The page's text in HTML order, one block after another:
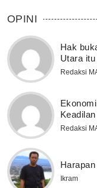
OPINI
Hak
Utara
Redaksi
Redaksi
Ikram